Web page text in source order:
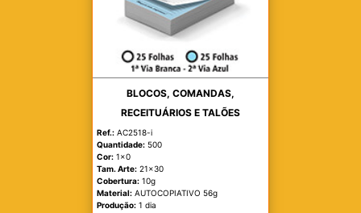
BLOCOS, COMANDAS,
RECEITUÁRIOS E TALÕES
Ref.: AC2518-i
Quantidade: 500
Cor: 1x0
Tam. Arte: 21x30
Cobertura: 10g
Material: AUTOCOPIATIVO 56g
Produção: 1 dia